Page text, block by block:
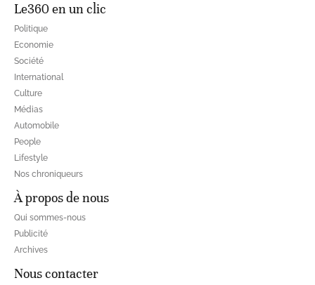
Le360 en un clic
Politique
Economie
Société
International
Culture
Médias
Automobile
People
Lifestyle
Nos chroniqueurs
À propos de nous
Qui sommes-nous
Publicité
Archives
Nous contacter